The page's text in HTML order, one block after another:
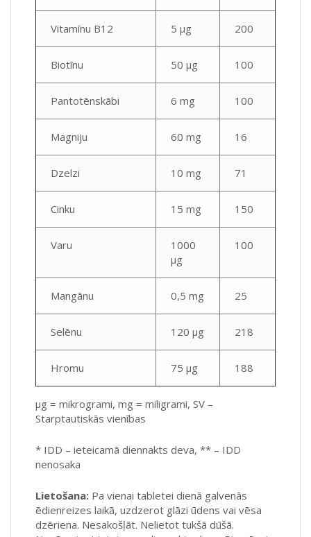
Vitamīnu B12 5 µg 200
Biotīnu 50 µg 100
Pantotēnskābi 6 mg 100
Magniju 60 mg 16
Dzelzi 10 mg 71
Cinku 15 mg 150
Varu
1000
µg
100
Mangānu 0,5 mg 25
Selēnu 120 µg 218
Hromu 75 µg 188
µg = mikrogrami, mg = miligrami, SV –
Starptautiskās vienības
* IDD – ieteicamā diennakts deva, ** – IDD
nenosaka
Lietošana: Pa vienai tabletei dienā galvenās
ēdienreizes laikā, uzdzerot glāzi ūdens vai vēsa
dzēriena. Nesakošļāt. Nelietot tukšā dūšā.